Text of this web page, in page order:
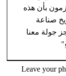
بأن هذه
صناعة
جولة معنا
Leave your